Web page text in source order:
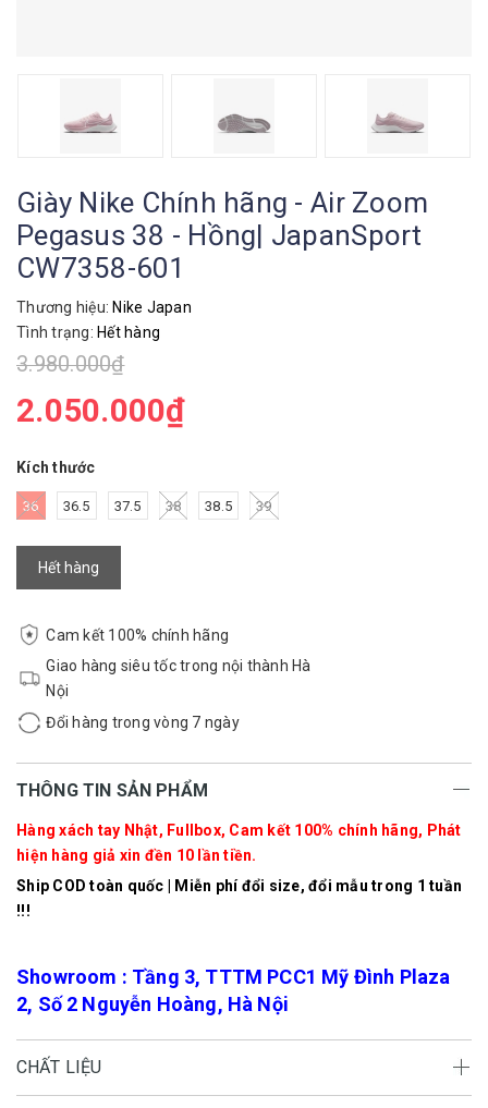
Giày Nike Chính hãng - Air Zoom
Pegasus 38 - Hồng| JapanSport
CW7358-601
Thương hiệu: Nike Japan
Tình trạng: Hết hàng
3.980.000₫
2.050.000₫
Kích thước
36 36.5 37.5 38 38.5 39
Hết hàng
Cam kết 100% chính hãng
Giao hàng siêu tốc trong nội thành Hà
Nội
Đổi hàng trong vòng 7 ngày
THÔNG TIN SẢN PHẨM
Hàng xách tay Nhật, Fullbox, Cam kết 100% chính hãng, Phát
hiện hàng giả xin đền 10 lần tiền.
Ship COD toàn quốc | Miễn phí đổi size, đổi mẫu trong 1 tuần
!!!
Showroom : Tầng 3, TTTM PCC1 Mỹ Đình Plaza
2, Số 2 Nguyễn Hoàng, Hà Nội
CHẤT LIỆU